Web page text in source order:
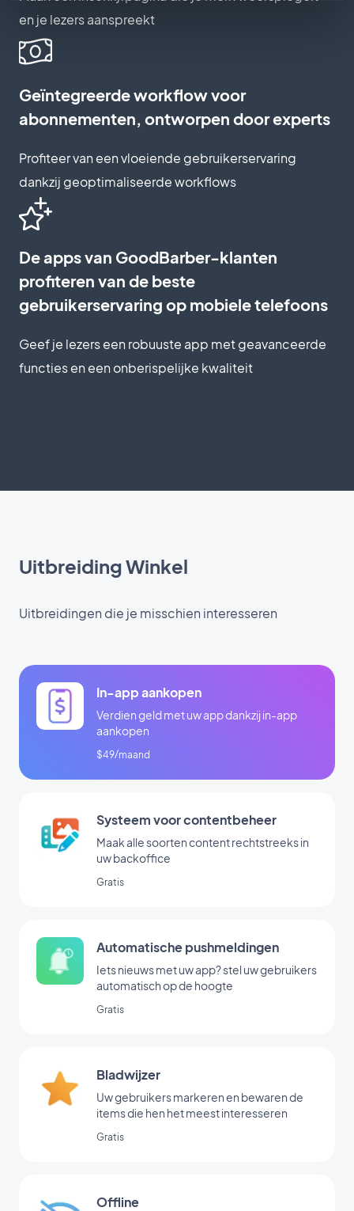
en je lezers aanspreekt
Geïntegreerde workflow voor
abonnementen, ontworpen door experts
Profiteer van een vloeiende gebruikerservaring
dankzij geoptimaliseerde workflows
De apps van GoodBarber-klanten
profiteren van de beste
gebruikerservaring op mobiele telefoons
Geef je lezers een robuuste app met geavanceerde
functies en een onberispelijke kwaliteit
Uitbreiding Winkel
Uitbreidingen die je misschien interesseren
In-app aankopen
Verdien geld met uw app dankzij in-app
aankopen
$49/maand
Systeem voor contentbeheer
Maak alle soorten content rechtstreeks in
uw backoffice
Gratis
Automatische pushmeldingen
Iets nieuws met uw app? stel uw gebruikers
automatisch op de hoogte
Gratis
Bladwijzer
Uw gebruikers markeren en bewaren de
items die hen het meest interesseren
Gratis
Offline